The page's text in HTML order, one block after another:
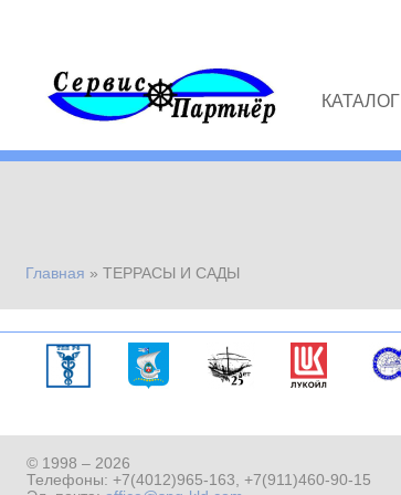
КАТАЛОГ
Главная »ТЕРРАСЫ И САДЫ
© 1998 – 2026
Телефоны: +7(4012)965-163 +7(911)460-90-15